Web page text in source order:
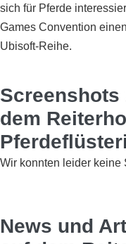
sich für Pferde
Games Convention
Ubisoft-Reihe.
Screenshots
dem
Wir konnten leider
News und